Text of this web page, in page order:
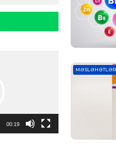
MƏSLƏHƏTLƏR
00:19